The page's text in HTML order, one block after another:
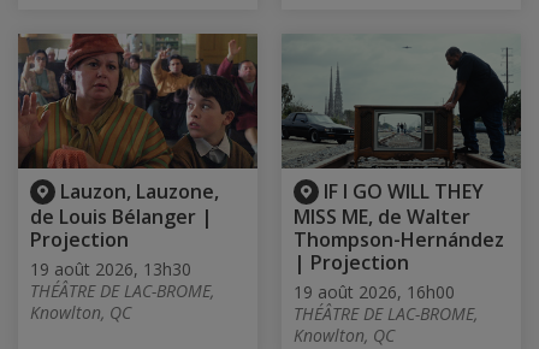
Lauzon, Lauzone,
de Louis Bélanger |
Projection
19 août 2026, 13h30
THÉÂTRE DE LAC-BROME,
Knowlton, QC
IF I GO WILL THEY
MISS ME, de Walter
Thompson-Hernández
| Projection
19 août 2026, 16h00
THÉÂTRE DE LAC-BROME,
Knowlton, QC